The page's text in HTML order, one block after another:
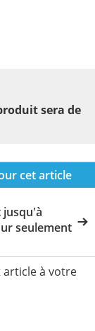
sera de
cet article
jusqu'à
seulement
article à votre